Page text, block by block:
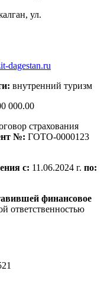
ул.
dagestan.ru
внутренний туризм
000.00
страхования
№: ГОТО-0000123
с: 11.06.2024 г. по:
финансовое
ответственностью